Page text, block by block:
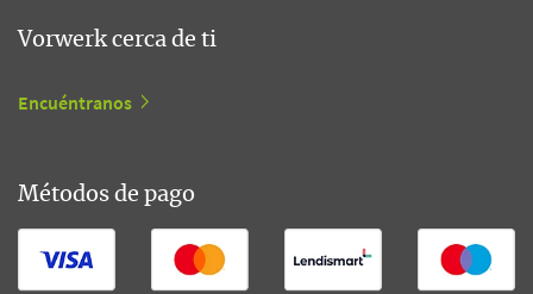
Vorwerk cerca de ti
Encuéntranos
Métodos de pago